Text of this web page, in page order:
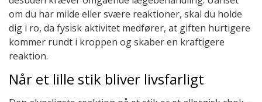
om du har milde eller svære reaktioner, skal du holde
dig i ro, da fysisk aktivitet medfører, at giften hurtigere
kommer rundt i kroppen og skaber en kraftigere
reaktion.
Når et lille stik bliver livsfarligt